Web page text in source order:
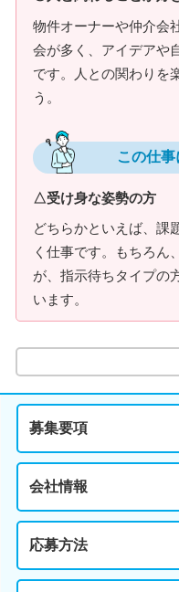
物件オーナーや仲介会
会が多く、アイデアや
です。人との関わりを
う。
この仕
△受け身な姿勢の方
どちらかといえば、課
く仕事です。もちろん
が、指示待ちタイプの
います。
募集要項
会社情報
応募方法